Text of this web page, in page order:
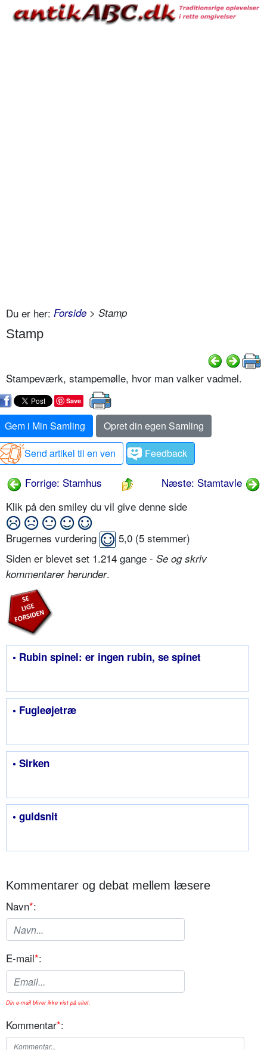
Du er her: Forside > Stamp
Stamp
Stampeværk, stampemølle, hvor man valker vadmel.
Save
Gem i Min Samling
Opret din egen Samling
Send artikel til en ven
Feedback
Forrige: Stamhus
Næste: Stamtavle
Klik på den smiley du vil give denne side
Brugernes vurdering 5,0 (5 stemmer)
Siden er blevet set 1.214 gange - Se og skriv
kommentarer herunder.
• Rubin spinel: er ingen rubin, se spinet
• Fugleøjetræ
• Sirken
• guldsnit
Kommentarer og debat mellem læsere
Navn*:
E-mail*:
Din e-mail bliver ikke vist på sitet.
Kommentar*: